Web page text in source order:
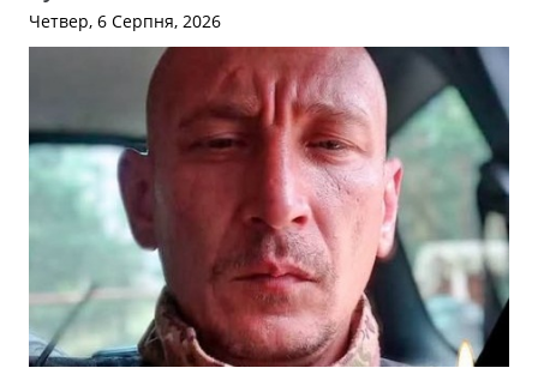
Четвер, 6 Серпня, 2026